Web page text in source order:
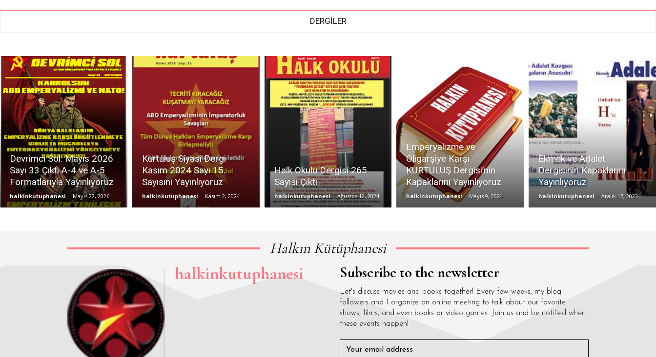
DERGİLER
Devrimci Sol: Mayıs 2026
Sayı 33 Çıktı A-4 ve A-5
Formatlarıyla Yayınlıyoruz
halkinkutuphanesi - Mayıs 22, 2026
Kurtuluş Siyasi Dergi
Kasım 2024 Sayı 15.
Sayısını Yayınlıyoruz
halkinkutuphanesi - Kasım 2, 2024
Halk Okulu Dergisi 265
Sayısı Çıktı
halkinkutuphanesi - Ağustos 12, 2024
Emperyalizme ve
Oligarşiye Karşı
KURTULUŞ Dergisi’nin
Kapaklarını Yayınlıyoruz
halkinkutuphanesi - Mayıs 9, 2024
Ekmek ve Adalet
Dergisinin Kapaklarını
Yayınlıyoruz
halkinkutuphanesi - Aralık 17, 2023
Halkın Kütüphanesi
halkinkutuphanesi Subscribe to the newsletter
Let's discuss movies and books together! Every few weeks, my blog
followers and I organize an online meeting to talk about our favorite
shows, films, and even books or video games. Join us and be notified when
these events happen!